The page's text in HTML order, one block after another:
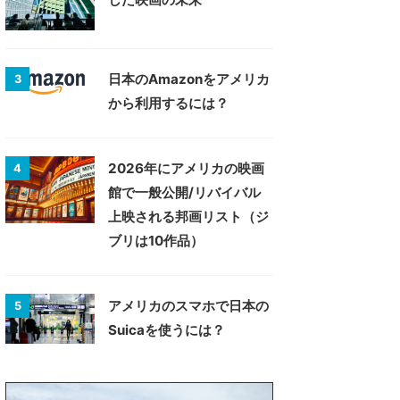
3
日本のAmazonをアメリカ
から利用するには？
4
2026年にアメリカの映画
館で一般公開/リバイバル
上映される邦画リスト（ジ
ブリは10作品）
5
アメリカのスマホで日本の
Suicaを使うには？